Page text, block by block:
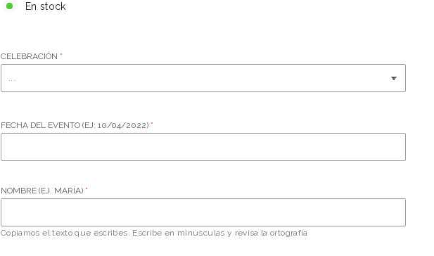
En stock
CELEBRACIÓN
FECHA DEL EVENTO (EJ: 10/04/2022)
NOMBRE (EJ. MARÍA)
Copiamos el texto que escribes. Escribe en minúsculas y revisa la ortografía